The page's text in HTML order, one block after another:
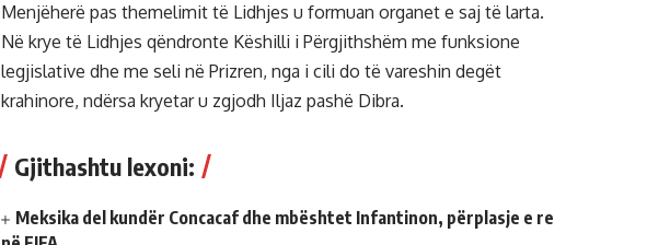
Menjëherë pas themelimit të Lidhjes u formuan organet e saj të larta.
Në krye të Lidhjes qëndronte Këshilli i Përgjithshëm me funksione
legjislative dhe me seli në Prizren, nga i cili do të vareshin degët
krahinore, ndërsa kryetar u zgjodh Iljaz pashë Dibra.
Gjithashtu lexoni:
Meksika del kundër Concacaf dhe mbështet Infantinon, përplasje e re